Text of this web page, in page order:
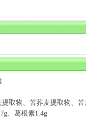
取物、苦荞麦提取物、
、葛根素1.4g